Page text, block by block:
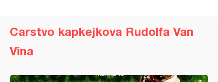
Carstvo kapkejkova Rudolfa Van
Vina